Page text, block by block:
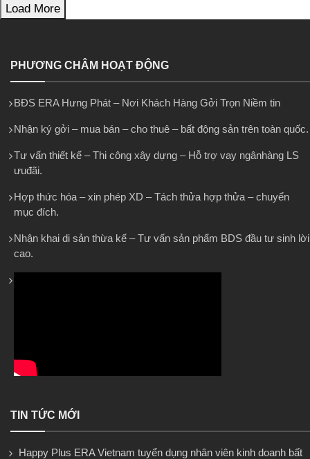
Load More
PHƯƠNG CHÂM HOẠT ĐỘNG
BĐS ERA Hưng Phát – Nơi Khách Hàng Gởi Trọn Niềm tin
Nhận ký gởi – mua bán – cho thuê – bất động sản trên toàn quốc.
Tư vấn thiết kế – Thi công xây dựng – Hỗ trợ vay ngânhàng LS
ưuđãi.
Hợp thức hóa – xin phép XD – Tách thửa hợp thửa – chuyển
mục đích.
Nhận khai di sản thừa kế – Tư vấn sản phẩm BDS đầu tư sinh lời
cao.
TIN TỨC MỚI
Happy Plus ERA Vietnam tuyển dụng nhân viên kinh doanh bất